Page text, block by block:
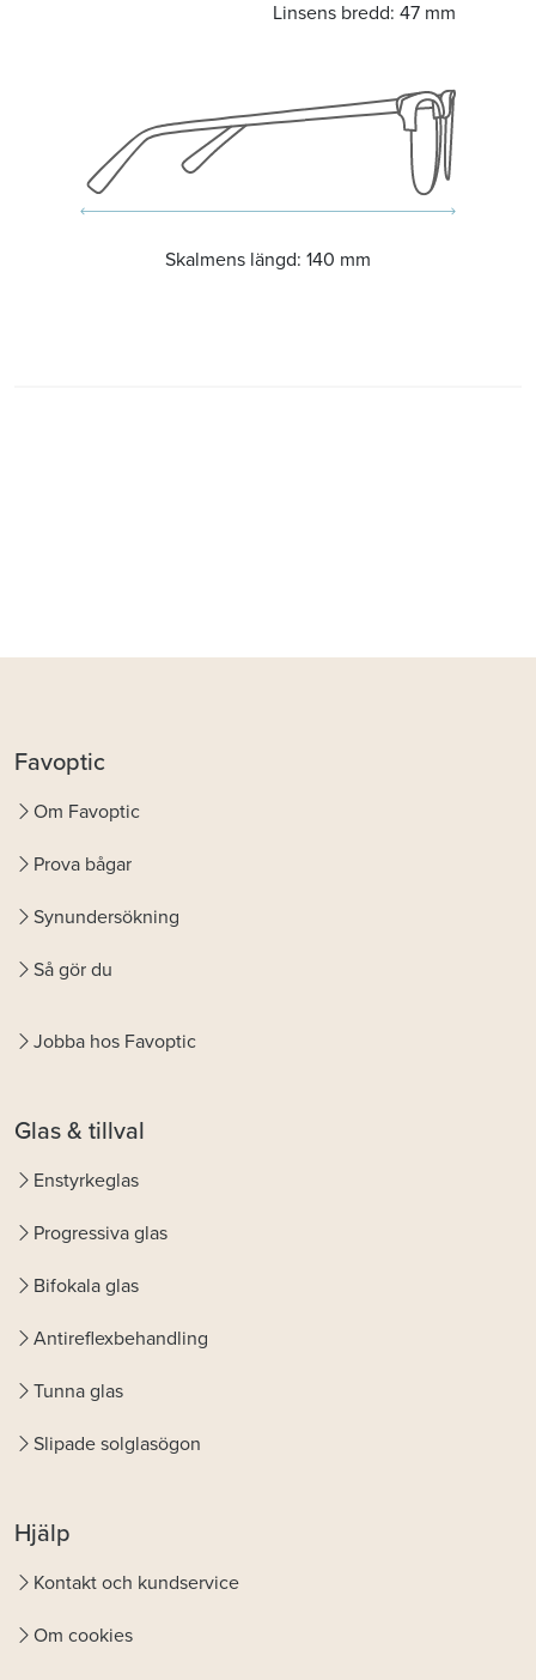
Linsens bredd: 47 mm
Skalmens längd: 140 mm
Favoptic
Om Favoptic
Prova bågar
Synundersökning
Så gör du
Jobba hos Favoptic
Glas & tillval
Enstyrkeglas
Progressiva glas
Bifokala glas
Antireflexbehandling
Tunna glas
Slipade solglasögon
Hjälp
Kontakt och kundservice
Om cookies